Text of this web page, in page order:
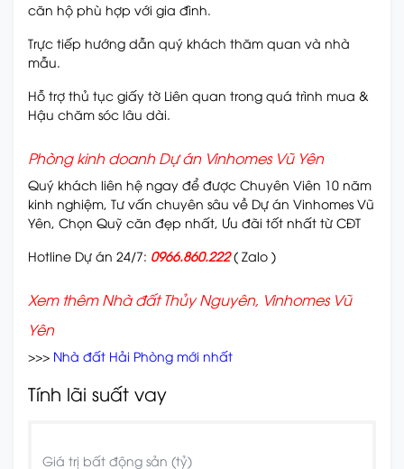
căn hộ phù hợp với gia đình.
Trực tiếp hướng dẫn quý khách thăm quan và nhà
mẫu.
Hỗ trợ thủ tục giấy tờ Liên quan trong quá trình mua &
Hậu chăm sóc lâu dài.
Phòng kinh doanh Dự án Vinhomes Vũ Yên
Quý khách liên hệ ngay để được Chuyên Viên 10 năm
kinh nghiệm, Tư vấn chuyên sâu về Dự án Vinhomes Vũ
Yên, Chọn Quỹ căn đẹp nhất, Ưu đãi tốt nhất từ CĐT
Hotline Dự án 24/7: 0966.860.222( Zalo )
Xem thêm Nhà đất Thủy Nguyên, Vinhomes Vũ
Yên
>>> Nhà đất Hải Phòng mới nhất
Tính lãi suất vay
Giá trị bất động sản (tỷ)